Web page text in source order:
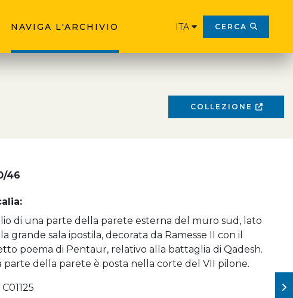
NAVIGA L'ARCHIVIO ITA CERCA
COLLEZIONE
46
di una parte della parete esterna del muro sud, lato
grande sala ipostila, decorata da Ramesse II con il
poema di Pentaur, relativo alla battaglia di Qadesh.
parte della parete è posta nella corte del VII pilone.
C01125